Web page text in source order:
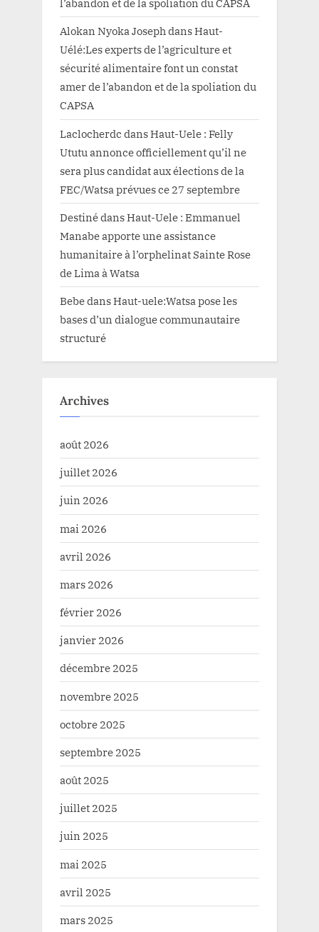
l’abandon et de la spoliation du CAPSA
Alokan Nyoka JosephdansHaut-
Uélé:Les experts de l’agriculture et
sécurité alimentaire font un constat
amer de l’abandon et de la spoliation du
CAPSA
Laclocherdc dansHaut-Uele : Felly
Ututu annonce officiellement qu’il ne
sera plus candidat aux élections de la
FEC/Watsa prévues ce 27 septembre
DestinédansHaut-Uele : Emmanuel
Manabe apporte une assistance
humanitaire à l’orphelinat Sainte Rose
de Lima à Watsa
BebedansHaut-uele:Watsa pose les
bases d’un dialogue communautaire
structuré
Archives
août 2026
juillet 2026
juin 2026
mai 2026
avril 2026
mars 2026
février 2026
janvier 2026
décembre 2025
novembre 2025
octobre 2025
septembre 2025
août 2025
juillet 2025
juin 2025
mai 2025
avril 2025
mars 2025